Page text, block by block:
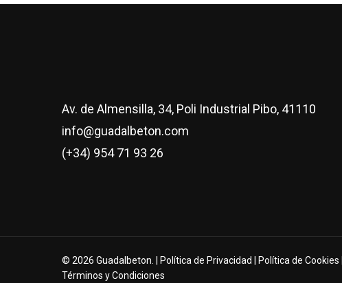
Av. de Almensilla, 34, Poli Industrial Pibo, 41110
info@guadalbeton.com
(+34) 954 71 93 26
© 2026 Guadalbeton. | Política de Privacidad Política de Cookies
Términos y Condiciones